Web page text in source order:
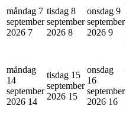
måndag 7
september
2026 7
tisdag 8
september
2026 8
onsdag 9
september
2026 9
måndag
14
september
2026 14
tisdag 15
september
2026 15
onsdag
16
september
2026 16